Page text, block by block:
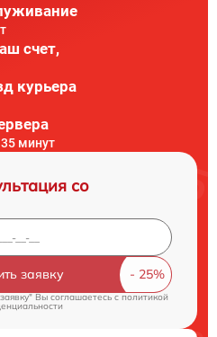
счет,
курьера
35 минут
со
заявку
Вы соглашаетесь cполитикой